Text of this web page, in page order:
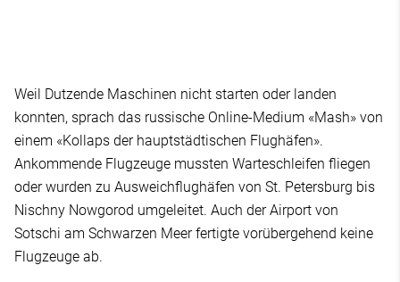
Weil Dutzende Maschinen nicht starten oder landen
konnten, sprach das russische Online-Medium «Mash» von
einem «Kollaps der hauptstädtischen Flughäfen».
Ankommende Flugzeuge mussten Warteschleifen fliegen
oder wurden zu Ausweichflughäfen von St. Petersburg bis
Nischny Nowgorod umgeleitet. Auch der Airport von
Sotschi am Schwarzen Meer fertigte vorübergehend keine
Flugzeuge ab.